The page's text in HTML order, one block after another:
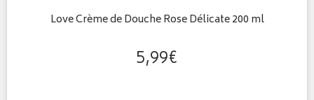
Love Crème de Douche Rose Délicate 200 ml
5,99€